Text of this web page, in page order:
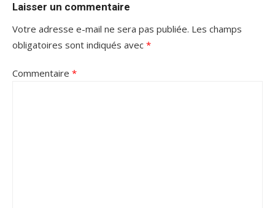
Laisser un commentaire
Votre adresse e-mail ne sera pas publiée. Les champs
obligatoires sont indiqués avec *
Commentaire *